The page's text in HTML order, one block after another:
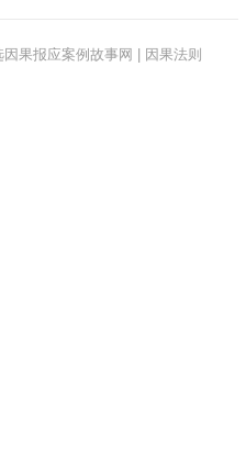
果报应案例故事网 | 因果法则